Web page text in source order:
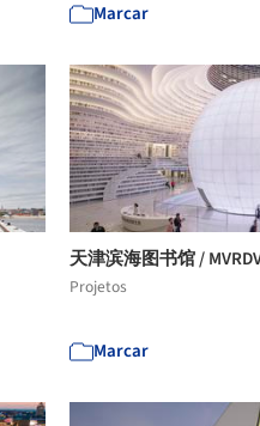
Marcar
天津滨海图书馆 /
Projetos
Marcar